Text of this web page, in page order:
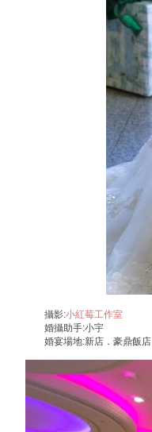
攝影:小紅莓工作室
婚攝助手:小宇
婚宴場地:新店．豪鼎飯店